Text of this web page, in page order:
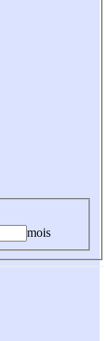
mois